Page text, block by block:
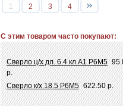
1 2 3 4
С этим товаром часто покупают:
Сверло ц/х дл. 6.4 кл.А1 Р6М5
р.
Сверло к/х 18.5 Р6М5 622.50 р.